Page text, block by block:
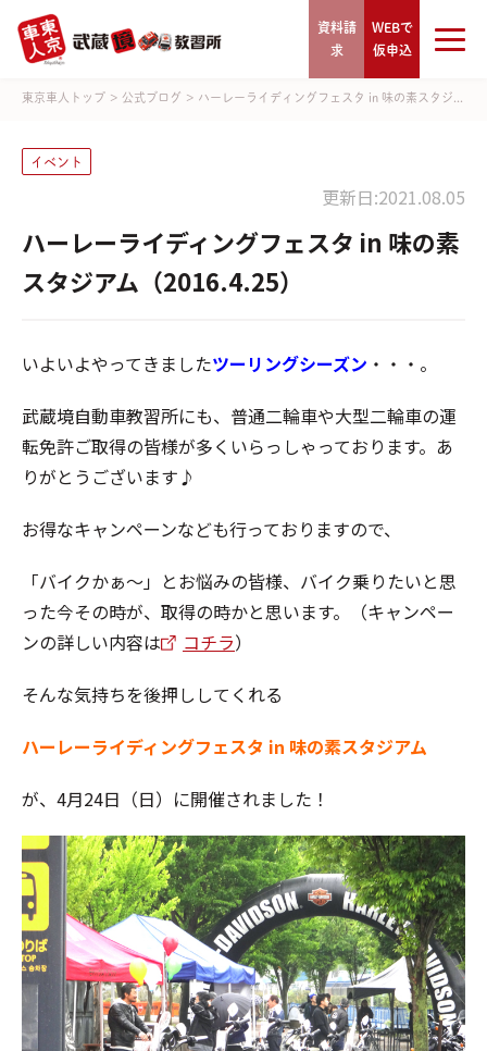
資料請
求
WEBで
仮申込
東京車人トップ > 公式ブログ > ハーレーライディングフェスタ in 味の素スタジ...
イベント
更新日:2021.08.05
ハーレーライディングフェスタ in 味の素
スタジアム（2016.4.25）
いよいよやってきましたツーリングシーズン ・・・。
武蔵境自動車教習所にも、普通二輪車や大型二輪車の運
転免許ご取得の皆様が多くいらっしゃっております。あ
りがとうございます♪
お得なキャンペーンなども行っておりますので、
「バイクかぁ～」とお悩みの皆様、バイク乗りたいと思
った今その時が、取得の時かと思います。（キャンペー
ンの詳しい内容は
コチラ）
そんな気持ちを後押ししてくれる
ハーレーライディングフェスタ in 味の素スタジアム
が、4月24日（日）に開催されました！